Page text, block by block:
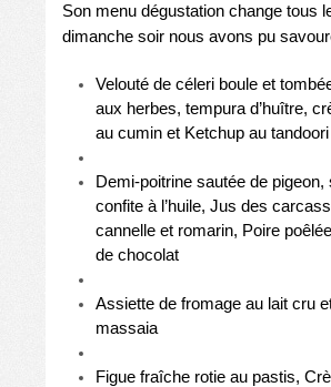
Son menu dégustation change tous
dimanche soir nous avons pu
Velouté de céleri boule et
aux herbes, tempura d’huître,
au cumin et Ketchup au tandoori
Demi-poitrine sautée de
confite à l’huile, Jus des
cannelle et romarin, Poire
de chocolat
Assiette de fromage au lait cru
massaia
Figue fraîche rotie au pastis,